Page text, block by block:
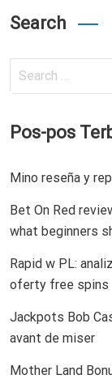
Search
Search
Pos-pos
Mino reseña y
Bet On Red
what beginners
Rapid w PL:
oferty free spins
Jackpots Bob
avant de miser
Mother Land